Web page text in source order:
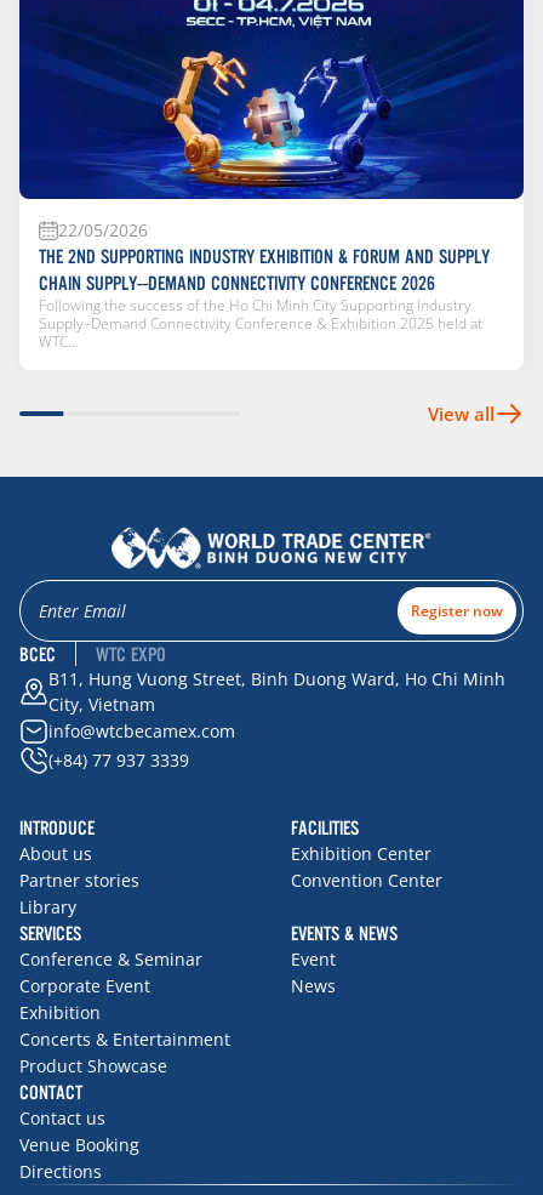
22/05/2026
THE 2ND SUPPORTING INDUSTRY EXHIBITION & FORUM AND SUPPLY
CHAIN SUPPLY–DEMAND CONNECTIVITY CONFERENCE 2026
Following the success of the Ho Chi Minh City Supporting Industry
Supply–Demand Connectivity Conference & Exhibition 2025 held at
WTC...
View all
Register now
BCEC WTC EXPO
B11, Hung Vuong Street, Binh Duong Ward, Ho Chi Minh
City, Vietnam
info@wtcbecamex.com
(+84) 77 937 3339
INTRODUCE
About us
Partner stories
Library
FACILITIES
Exhibition Center
Convention Center
SERVICES
Conference & Seminar
Corporate Event
Exhibition
Concerts & Entertainment
Product Showcase
EVENTS & NEWS
Event
News
CONTACT
Contact us
Venue Booking
Directions